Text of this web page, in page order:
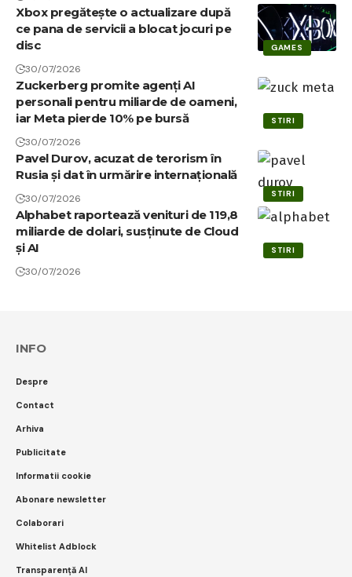
GAMES
Xbox pregătește o actualizare după
ce pana de servicii a blocat jocuri pe
disc
30/07/2026
STIRI
Zuckerberg promite agenți AI
personali pentru miliarde de oameni,
iar Meta pierde 10% pe bursă
30/07/2026
STIRI
Pavel Durov, acuzat de terorism în
Rusia și dat în urmărire internațională
30/07/2026
STIRI
Alphabet raportează venituri de 119,8
miliarde de dolari, susținute de Cloud
și AI
30/07/2026
INFO
Despre
Contact
Arhiva
Publicitate
Informatii cookie
Abonare newsletter
Colaborari
Whitelist Adblock
Transparență AI